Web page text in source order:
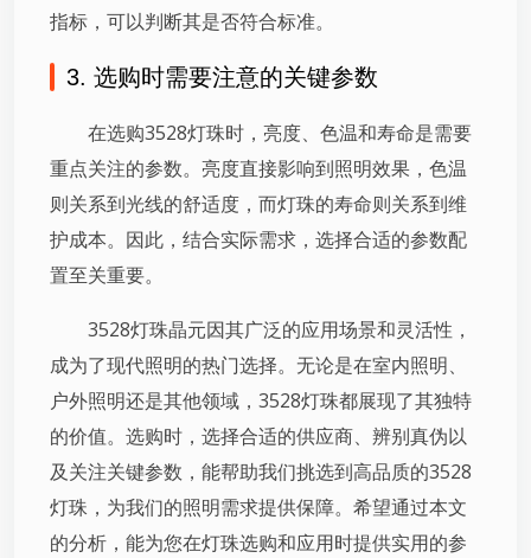
指标，可以判断其是否符合标准。
3. 选购时需要注意的关键参数
在选购3528灯珠时，亮度、色温和寿命是需要
重点关注的参数。亮度直接影响到照明效果，色温
则关系到光线的舒适度，而灯珠的寿命则关系到维
护成本。因此，结合实际需求，选择合适的参数配
置至关重要。
3528灯珠晶元因其广泛的应用场景和灵活性，
成为了现代照明的热门选择。无论是在室内照明、
户外照明还是其他领域，3528灯珠都展现了其独特
的价值。选购时，选择合适的供应商、辨别真伪以
及关注关键参数，能帮助我们挑选到高品质的3528
灯珠，为我们的照明需求提供保障。希望通过本文
的分析，能为您在灯珠选购和应用时提供实用的参